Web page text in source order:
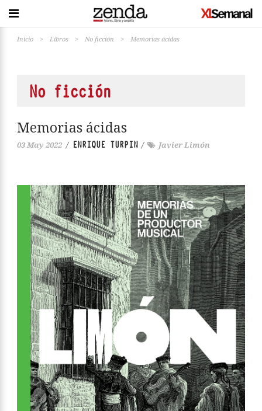
Inicio > Libros > No ficción > Memorias ácidas
No ficción
Memorias ácidas
03 May 2022 / ENRIQUE TURPIN / Javier Limón